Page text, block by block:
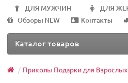
ДЛЯ МУЖЧИН ДЛЯ
Обзоры NEW
Контакты
Каталог товаров
Приколы Подарки для Взрослых